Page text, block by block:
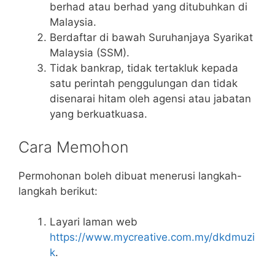
berhad atau berhad yang ditubuhkan di
Malaysia.
Berdaftar di bawah Suruhanjaya Syarikat
Malaysia (SSM).
Tidak bankrap, tidak tertakluk kepada
satu perintah penggulungan dan tidak
disenarai hitam oleh agensi atau jabatan
yang berkuatkuasa.
Cara Memohon
Permohonan boleh dibuat menerusi langkah-
langkah berikut:
Layari laman web
https://www.mycreative.com.my/dkdmuzi
k.